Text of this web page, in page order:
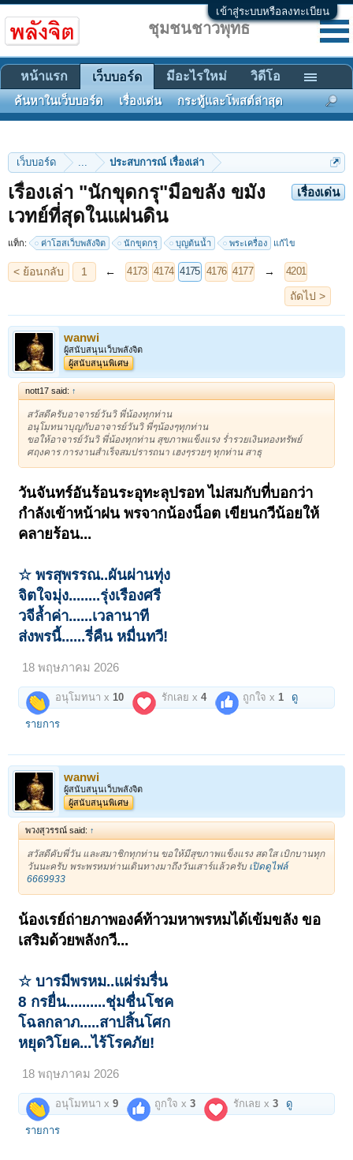
เข้าสู่ระบบหรือลงทะเบียน
เว็บบอร์ด ... ประสบการณ์ เรื่องเล่า
เรื่องเด่น
เรื่องเล่า "นักขุดกรุ"มือขลัง ขมัง
เวทย์ที่สุดในแผ่นดิน
แท็ก: ค่าโฮสเว็บพลังจิต นักขุดกรุ บุญต้นน้ำ พระเครื่อง แก้ไข
< ย้อนกลับ 1 4173 4174 4175 4176 4177 → 4201
wanwi
ผู้สนับสนุนเว็บพลังจิต
ผู้สนับสนุนพิเศษ
nott17 said: ↑
สวัสดีครับอาจารย์วันวิ พี่น้องทุกท่าน
อนุโมทนาบุญกับอาจารย์วันวิ พี่ๆน้องๆทุกท่าน
ขอให้อาจารย์วันวิ พี่น้องทุกท่าน สุขภาพแข็งแรง ร่ำรวยเงินทองทรัพย์
ศฤงคาร การงานสำเร็จสมปรารถนา เฮงๆรวยๆ ทุกท่าน สาธุ
วันจันทร์อันร้อนระอุทะลุปรอท ไม่สมกับที่บอกว่า
กำลังเข้าหน้าฝน พรจากน้องน็อต เขียนกวีน้อยให้
คลายร้อน...
☆ พรสุพรรณ..ผันผ่านทุ่ง
จิตใจมุ่ง........รุ่งเรืองศรี
วจีล้ำค่า......เวลานาที
ส่งพรนี้......รี่คืน หมื่นทวี!
18 พฤษภาคม 2026
อนุโมทนา x 10 รักเลย x4 ถูกใจ x 1 ดู
รายการ
wanwi
ผู้สนับสนุนเว็บพลังจิต
ผู้สนับสนุนพิเศษ
พวงสุวรรณ์ said: ↑
สวัสดีคับพี่วัน และสมาชิกทุกท่าน ขอให้มีสุขภาพแข็งแรง สดใส เบิกบานทุก
วันนะครับ พระพรหมท่านเดินทางมาถึงวันเสาร์แล้วครับ เปิดดูไฟล์
6669933
น้องเรย์ถ่ายภาพองค์ท้าวมหาพรหมได้เข้มขลัง ขอ
เสริมด้วยพลังกวี...
☆ บารมีพรหม..แผ่ร่มรื่น
8 กรยื่น..........ชุ่มชื่นโชค
โฉลกลาภ.....สาปสิ้นโศก
หยุดวิโยค...ไร้โรคภัย!
18 พฤษภาคม 2026
อนุโมทนา x9 ถูกใจ x3 รักเลย x3 ดู
รายการ
ชุมชนชาวพุทธ
หน้าแรก เว็บบอร์ด
ค้นหาในเว็บบอร์ด เรื่องเด่น กระทู้และโพสต์ล่าสุด
มีอะไรใหม่ วิดีโอ